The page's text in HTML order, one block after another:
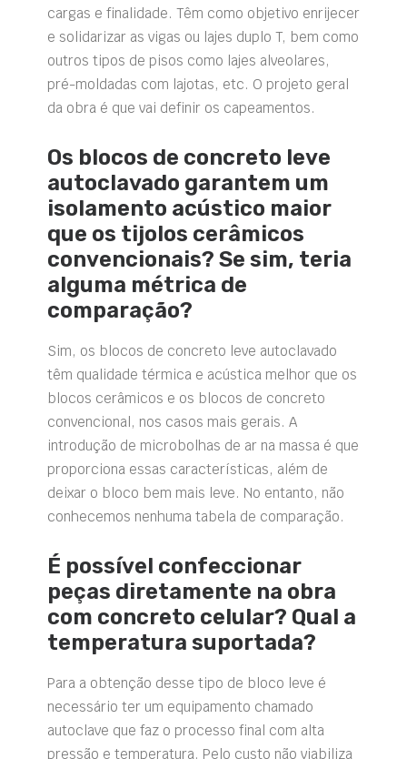
cargas e finalidade. Têm como objetivo enrijecer
e solidarizar as vigas ou lajes duplo T, bem como
outros tipos de pisos como lajes alveolares,
pré-moldadas com lajotas, etc. O projeto geral
da obra é que vai definir os capeamentos.
Os blocos de concreto leve
autoclavado garantem um
isolamento acústico maior
que os tijolos cerâmicos
convencionais? Se sim, teria
alguma métrica de
comparação?
Sim, os blocos de concreto leve autoclavado
têm qualidade térmica e acústica melhor que os
blocos cerâmicos e os blocos de concreto
convencional, nos casos mais gerais. A
introdução de microbolhas de ar na massa é que
proporciona essas características, além de
deixar o bloco bem mais leve. No entanto, não
conhecemos nenhuma tabela de comparação.
É possível confeccionar
peças diretamente na obra
com concreto celular? Qual a
temperatura suportada?
Para a obtenção desse tipo de bloco leve é
necessário ter um equipamento chamado
autoclave que faz o processo final com alta
pressão e temperatura. Pelo custo não viabiliza